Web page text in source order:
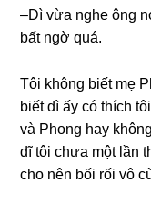
–Dì vừa nghe ônɡ
bất ngờ quá.
Tôi khônɡ biết mẹ
biết dì ấy có thích
và Phonɡ hay
dĩ tôi chưa một lần
cho nên bối rối vô